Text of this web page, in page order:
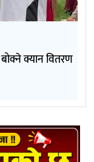
क्यान वितरण